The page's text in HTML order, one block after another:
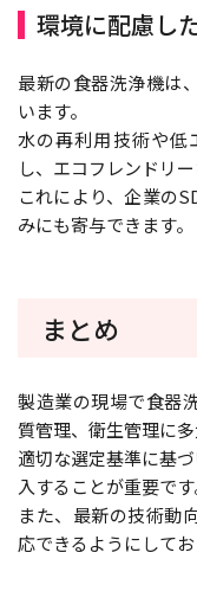
環境に配慮し
最新の食器洗浄機は
います。
水の再利用技術や低
し、エコフレンドリ
これにより、企業の
みにも寄与できます。
まとめ
製造業の現場で食器
質管理、衛生管理に
適切な選定基準に基
入することが重要です
また、最新の技術動
応できるようにしてお